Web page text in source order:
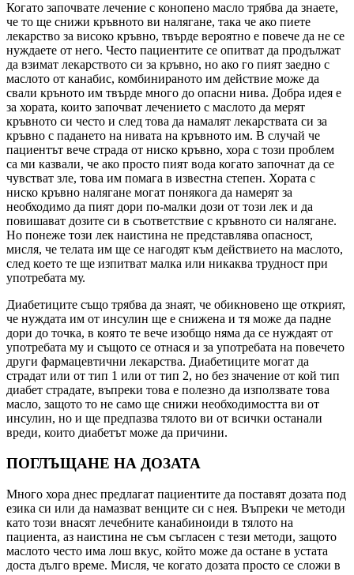
Когато започвате лечение с конопено масло трябва да знаете,
че то ще снижи кръвното ви налягане, така че ако пиете
лекарство за високо кръвно, твърде вероятно е повече да не се
нуждаете от него. Често пациентите се опитват да продължат
да взимат лекарството си за кръвно, но ако го пият заедно с
маслото от канабис, комбинираното им действие може да
свали кръното им твърде много до опасни нива. Добра идея е
за хората, които започват лечението с маслото да мерят
кръвното си често и след това да намалят лекарствата си за
кръвно с падането на нивата на кръвното им. В случай че
пациентът вече страда от ниско кръвно, хора с този проблем
са ми казвали, че ако просто пият вода когато започнат да се
чувстват зле, това им помага в известна степен. Хората с
ниско кръвно налягане могат понякога да намерят за
необходимо да пият дори по-малки дози от този лек и да
повишават дозите си в съответствие с кръвното си налягане.
Но понеже този лек наистина не представлява опасност,
мисля, че телата им ще се нагодят към действието на маслото,
след което те ще изпитват малка или никаква трудност при
употребата му.
Диабетиците също трябва да знаят, че обикновено ще открият,
че нуждата им от инсулин ще е снижена и тя може да падне
дори до точка, в която те вече изобщо няма да се нуждаят от
употребата му и същото се отнася и за употребата на повечето
други фармацевтични лекарства. Диабетиците могат да
страдат или от тип 1 или от тип 2, но без значение от кой тип
диабет страдате, въпреки това е полезно да използвате това
масло, защото то не само ще снижи необходимостта ви от
инсулин, но и ще предпазва тялото ви от всички останали
вреди, които диабетът може да причини.
ПОГЛЪЩАНЕ НА ДОЗАТА
Много хора днес предлагат пациентите да поставят дозата под
езика си или да намазват венците си с нея. Въпреки че методи
като този внасят лечебните канабиноиди в тялото на
пациента, аз наистина не съм съгласен с тези методи, защото
маслото често има лош вкус, който може да остане в устата
доста дълго време. Мисля, че когато дозата просто се сложи в